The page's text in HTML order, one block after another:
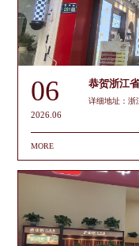
06
2026.06
恭贺浙江
详细地址：浙
MORE